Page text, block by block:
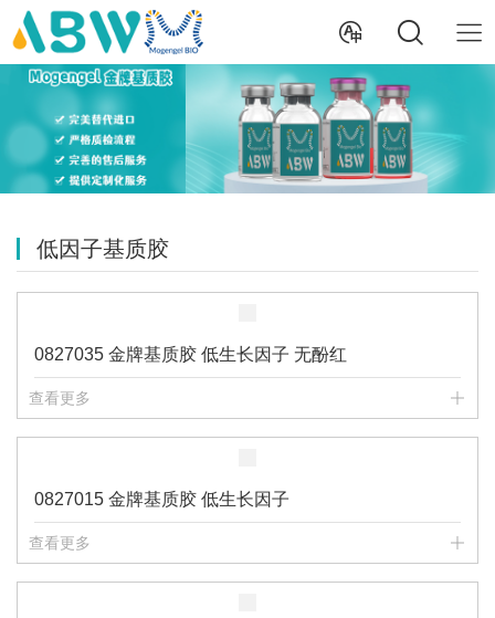
低因子基质胶
0827035 金牌基质胶 低生长因子 无酚红
查看更多
0827015 金牌基质胶 低生长因子
查看更多